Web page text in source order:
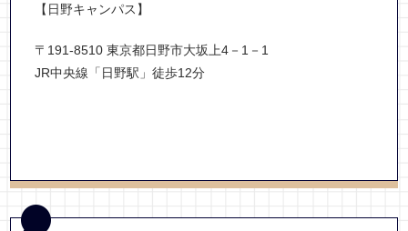
【日野キャンパス】
〒191-8510 東京都日野市大坂上4－1－1
JR中央線「日野駅」徒歩12分